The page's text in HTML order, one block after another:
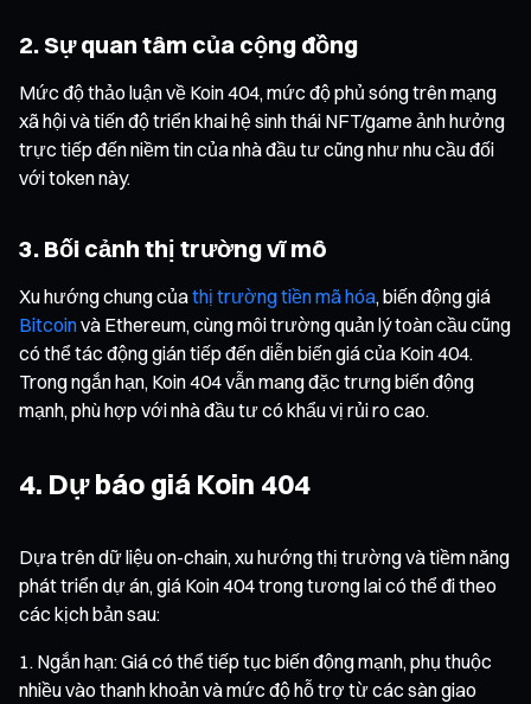
2. Sự quan tâm của cộng đồng
Mức độ thảo luận về Koin 404, mức độ phủ sóng trên mạng
xã hội và tiến độ triển khai hệ sinh thái NFT/game ảnh hưởng
trực tiếp đến niềm tin của nhà đầu tư cũng như nhu cầu đối
với token này.
3. Bối cảnh thị trường vĩ mô
Xu hướng chung củathị trường tiền mã hóa, biến động giá
Bitcoinvà Ethereum, cùng môi trường quản lý toàn cầu cũng
có thể tác động gián tiếp đến diễn biến giá của Koin 404.
Trong ngắn hạn, Koin 404 vẫn mang đặc trưng biến động
mạnh, phù hợp với nhà đầu tư có khẩu vị rủi ro cao.
4. Dự báo giá Koin 404
Dựa trên dữ liệu on-chain, xu hướng thị trường và tiềm năng
phát triển dự án, giá Koin 404 trong tương lai có thể đi theo
các kịch bản sau:
Ngắn hạn: Giá có thể tiếp tục biến động mạnh, phụ thuộc
nhiều vào thanh khoản và mức độ hỗ trợ từ các sàn giao